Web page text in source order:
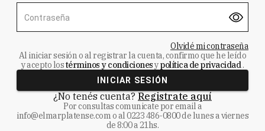
Contraseña
Olvidé mi contraseña
Al iniciar sesión o al registrar la cuenta, confirmo que he leído
y acepto lostérminos y condicionesypolítica de privacidad.
INICIAR SESIÓN
¿No tenés cuenta? Registrate aquí
Por consultas comunicate por email a
info@elmarplatense.como al0223 486-0800de lunes a viernes
de 8:00 a 21hs.